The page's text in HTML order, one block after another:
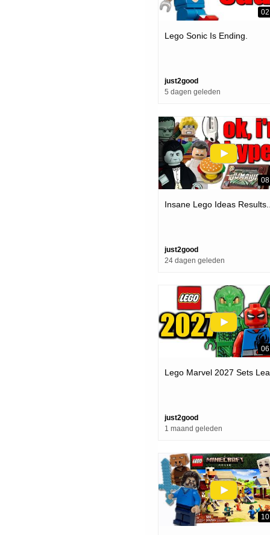
Lego Sonic Is Ending.
just2good
5 dagen geleden
Insane Lego Ideas
just2good
24 dagen geleden
Lego Marvel 2027 Sets
just2good
1 maand geleden